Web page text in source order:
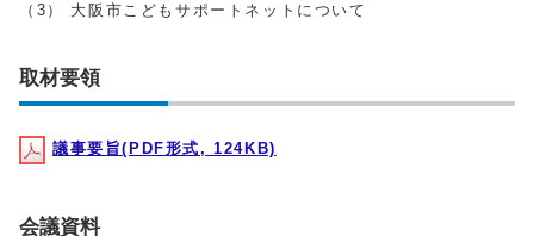
（3） 大阪市こどもサポートネットについて
取材要領
議事要旨(PDF形式, 124KB)
会議資料